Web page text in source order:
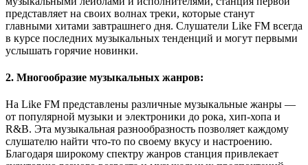
представляет на своих волнах треки, которые станут
главными хитами завтрашнего дня. Слушатели Like FM всегда
в курсе последних музыкальных тенденций и могут первыми
услышать горячие новинки.
2. Многообразие музыкальных жанров:
На Like FM представлены различные музыкальные жанры —
от популярной музыки и электроники до рока, хип-хопа и
R&B. Эта музыкальная разнообразность позволяет каждому
слушателю найти что-то по своему вкусу и настроению.
Благодаря широкому спектру жанров станция привлекает